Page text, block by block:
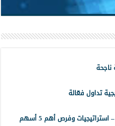
ناجحة
تداول فعّالة